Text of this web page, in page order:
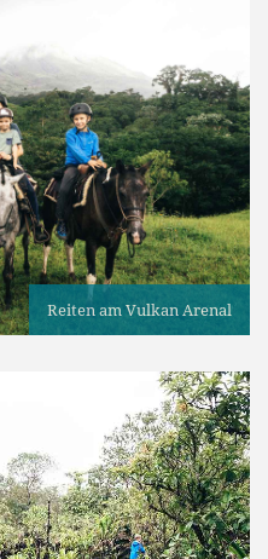
Reiten am Vulkan Arenal